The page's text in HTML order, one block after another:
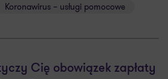
Koronawirus – usługi pomocowe
Cię obowiązek zapłaty